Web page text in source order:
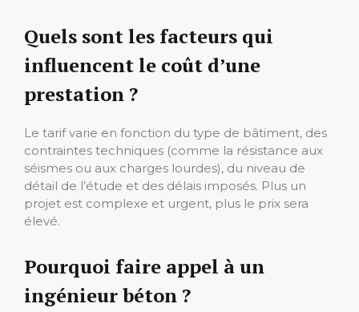
Quels sont les facteurs qui
influencent le coût d’une
prestation ?
Le tarif varie en fonction du type de bâtiment, des
contraintes techniques (comme la résistance aux
séismes ou aux charges lourdes), du niveau de
détail de l’étude et des délais imposés. Plus un
projet est complexe et urgent, plus le prix sera
élevé.
Pourquoi faire appel à un
ingénieur béton ?